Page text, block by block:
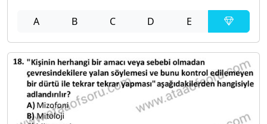
A B C D E